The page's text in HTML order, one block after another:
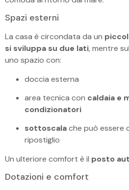
Spazi esterni
La casa è circondata da un
si sviluppa su due lati, mentre
uno spazio con:
doccia esterna
area tecnica con caldaia e
condizionatori
sottoscalache può essere
ripostiglio
Un ulteriore comfort è il posto
Dotazioni e comfort